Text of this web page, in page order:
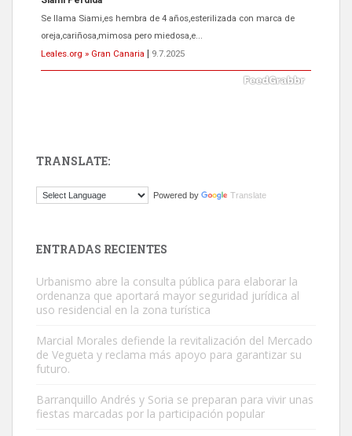
El ayuntamiento se va a llevar a Los Gatos callejeros de la zona los
próximos días, ella incluida...
Leales.org » Gran Canaria
9.7.2025
Este gato macho ha aparecido en la calle hace menos de un mes,
Adopción urgente
hembra, 4 años. Por motivos personales ...
Leales.org » Gran Canaria | 6.7.2025
TRANSLATE:
Powered by Translate
ENTRADAS RECIENTES
Urbanismo abre la consulta pública para elaborar la
ordenanza que aportará mayor seguridad jurídica al
uso residencial en la zona turística
Marcial Morales defiende la revitalización del Mercado
de Vegueta y reclama más apoyo para garantizar su
futuro.
Barranquillo Andrés y Soria se preparan para vivir unas
fiestas marcadas por la participación popular